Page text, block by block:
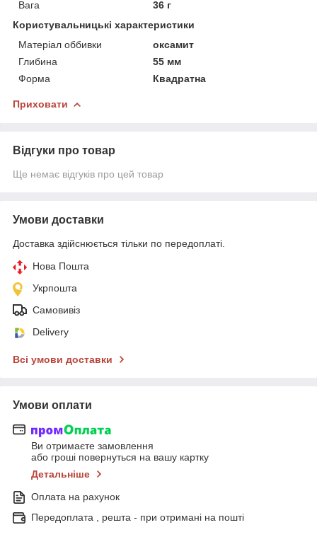
Вага
36 г
Користувальницькі характеристики
Матеріал оббивки
оксамит
Глибина
55 мм
Форма
Квадратна
Приховати
Відгуки про товар
Ще немає відгуків про цей товар
Умови доставки
Доставка здійснюється тільки по передоплаті.
Нова Пошта
Укрпошта
Самовивіз
Delivery
Всі умови доставки
Умови оплати
Ви отримаєте замовлення
або гроші повернуться на вашу картку
Детальніше
Оплата на рахунок
Передоплата , решта - при отримані на пошті